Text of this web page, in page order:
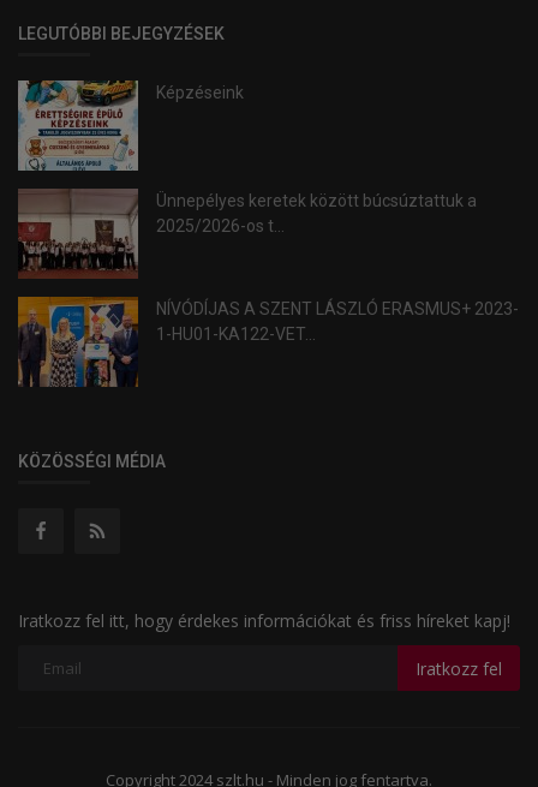
LEGUTÓBBI BEJEGYZÉSEK
Képzéseink
Ünnepélyes keretek között búcsúztattuk a
2025/2026-os t...
NÍVÓDÍJAS A SZENT LÁSZLÓ ERASMUS+ 2023-
1-HU01-KA122-VET...
KÖZÖSSÉGI MÉDIA
Iratkozz fel itt, hogy érdekes információkat és friss híreket kapj!
Iratkozz fel
Copyright 2024 szlt.hu - Minden jog fentartva.